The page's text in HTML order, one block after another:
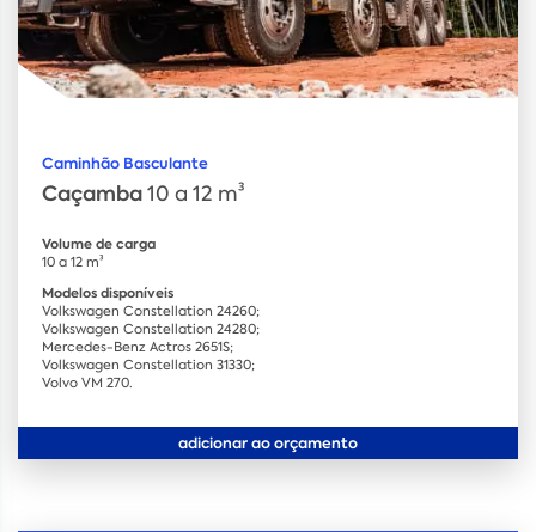
Caminhão Basculante
Caçamba10 a 12 m³
Volume de carga
10 a 12 m³
Modelos disponíveis
Volkswagen Constellation 24260;
Volkswagen Constellation 24280;
Mercedes-Benz Actros 2651S;
Volkswagen Constellation 31330;
Volvo VM 270.
adicionar ao orçamento